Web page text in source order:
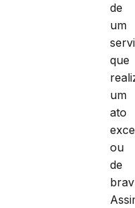
de
um
que
um
ato
ou
de